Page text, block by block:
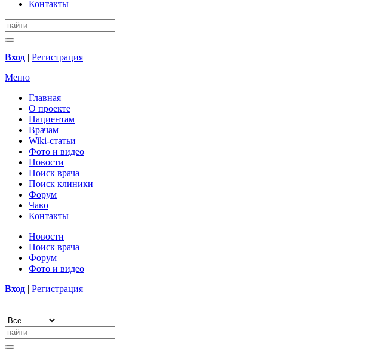
Контакты
Вход | Регистрация
Меню
Главная
О проекте
Пациентам
Врачам
Wiki-статьи
Фото и видео
Новости
Поиск врача
Поиск клиники
Форум
Чаво
Контакты
Новости
Поиск врача
Форум
Фото и видео
Вход | Регистрация